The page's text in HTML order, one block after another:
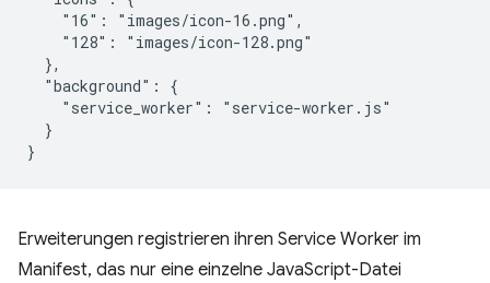
    "16": "images/icon-16.png",
    "128": "images/icon-128.png"
  },
  "background": {
    "service_worker": "service-worker.js"
  }
Erweiterungen registrieren ihren Service Worker im
Manifest, das nur eine einzelne JavaScript-Datei